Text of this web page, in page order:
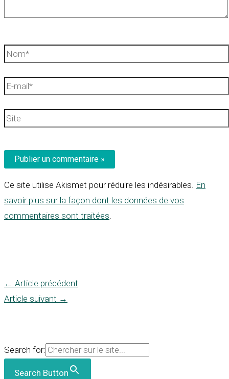
Nom*
E-
Site
Ce site utilise Akismet pour réduire les indésirables. En
savoir plus sur la façon dont les données de vos
commentaires sont traitées.
← Article précédent
Article suivant →
Search for:
Search Button